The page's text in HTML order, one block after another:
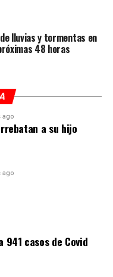
lluvias y tormentas en
48 horas
ago
a su hijo
ago
casos de Covid